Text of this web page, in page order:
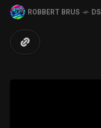
ROBBERT BRUS DS